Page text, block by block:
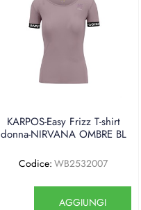
KARPOS-Easy Frizz T-shirt
donna-NIRVANA OMBRE BL
Codice: WB2532007
AGGIUNGI